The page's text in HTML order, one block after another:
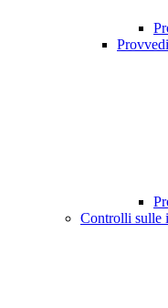
Controlli sulle